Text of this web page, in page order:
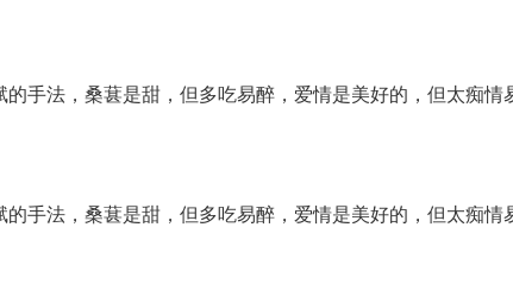
手法，桑葚是甜，但多吃易醉，爱情是美好的，但太痴情
手法，桑葚是甜，但多吃易醉，爱情是美好的，但太痴情